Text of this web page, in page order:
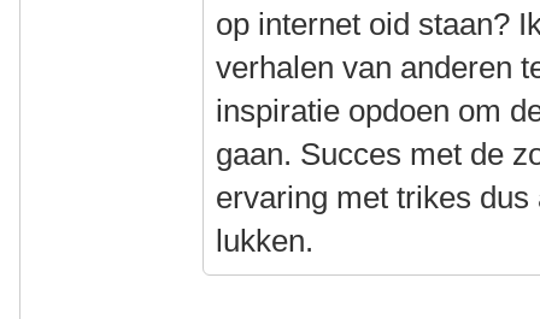
op internet oid staan?
verhalen van anderen
inspiratie opdoen om
gaan. Succes met de
ervaring met trikes
lukken.